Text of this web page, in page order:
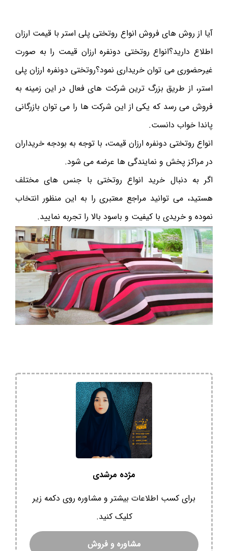
آیا از روش های فروش انواع روتختی پلی استر با قیمت ارزان
اطلاع دارید؟انواع روتختی دونفره ارزان قیمت را به صورت
غیرحضوری می توان خریداری نمود؟روتختی دونفره ارزان پلی
استر، از طریق بزرگ ترین شرکت های فعال در این زمینه به
فروش می رسد که یکی از این شرکت ها را می توان بازرگانی
پاندا خواب دانست.
انواع روتختی دونفره ارزان قیمت، با توجه به بودجه خریداران
در مراکز پخش و نمایندگی ها عرضه می شود.
اگر به دنبال خرید انواع روتختی با جنس های مختلف
هستید، می توانید مراجع معتبری را به این منظور انتخاب
نموده و خریدی با کیفیت و باسود بالا را تجربه نمایید.
مژده مرشدی
برای کسب اطلاعات بیشتر و مشاوره روی دکمه زیر
کلیک کنید.
مشاوره و فروش